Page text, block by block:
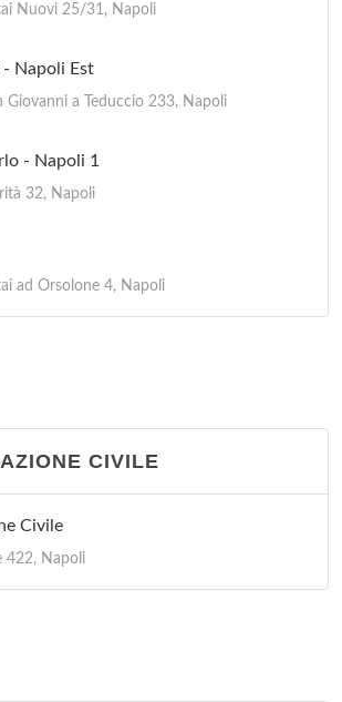
Nuovi 25/31, Napoli
Napoli Est
Giovanni a Teduccio 233, Napoli
- Napoli 1
32, Napoli
ad Orsolone 4, Napoli
CIVILE
Civile
422, Napoli